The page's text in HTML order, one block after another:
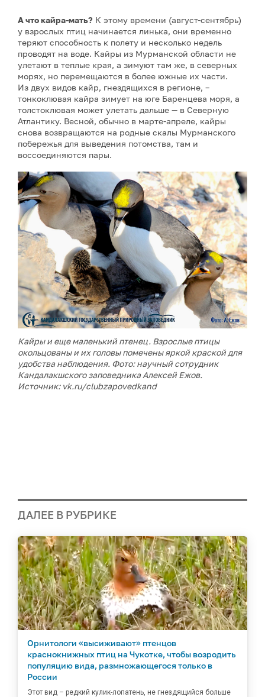
А что кайра-мать? К этому времени (август-сентябрь)
у взрослых птиц начинается линька, они временно
теряют способность к полету и несколько недель
проводят на воде. Кайры из Мурманской области не
улетают в теплые края, а зимуют там же, в северных
морях, но перемещаются в более южные их части.
Из двух видов кайр, гнездящихся в регионе, –
тонкоклювая кайра зимует на юге Баренцева моря, а
толстоклювая может улетать дальше — в Северную
Атлантику. Весной, обычно в марте-апреле, кайры
снова возвращаются на родные скалы Мурманского
побережья для выведения потомства, там и
воссоединяются пары.
Кайры и еще маленький птенец. Взрослые птицы
окольцованы и их головы помечены яркой краской для
удобства наблюдения. Фото: научный сотрудник
Кандалакшского заповедника Алексей Ежов.
Источник: vk.ru/clubzapovedkand
ДАЛЕЕ В РУБРИКЕ
Орнитологи «высиживают» птенцов
краснокнижных птиц на Чукотке, чтобы возродить
популяцию вида, размножающегося только в
России
Этот вид – редкий кулик-лопатень, не гнездящийся больше